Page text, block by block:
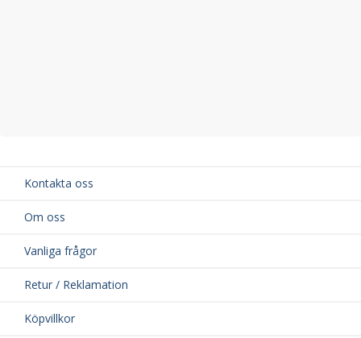
Kontakta oss
Om oss
Vanliga frågor
Retur / Reklamation
Köpvillkor